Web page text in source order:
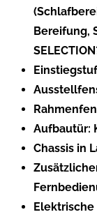
Bereifung,
Aufbautür:
Chassis in